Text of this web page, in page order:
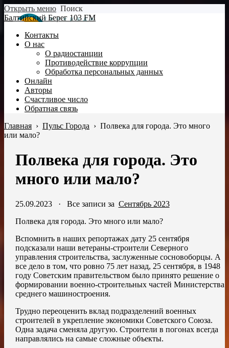
Открыть меню Поиск
Балтийский Берег 103 FM
Контакты
О нас
О радиостанции
Противодействие коррупции
Обработка персональных данных
Онлайн
Авторы
Счастливое число
Обратная связь
Главная › Пульс Города › Полвека для города. Это много
или мало?
Полвека для города. Это
много или мало?
25.09.2023· Все записи за Сентябрь 2023
Полвека для города. Это много или мало?
Вспомнить в наших репортажах дату 25 сентября
подсказали наши ветераны-строители Северного
управления строительства, заслуженные сосновоборцы. А
все дело в том, что ровно 75 лет назад, 25 сентября, в 1948
году Советским правительством было принято решение о
формировании военно-строительных частей Министерства
среднего машиностроения.
Трудно переоценить вклад подразделений военных
строителей в укрепление экономики Советского Союза.
Одна задача сменяла другую. Строители в погонах всегда
направлялись на самые сложные объекты.